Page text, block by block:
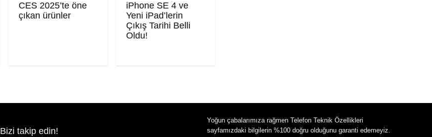
CES 2025’te öne
çıkan ürünler
iPhone SE 4 ve
Yeni iPad’lerin
Çıkış Tarihi Belli
Oldu!
Bizi takip edin!
Yoğun çabalarımıza rağmen Telefon Teknik Özellikleri
sayfamızdaki bilgilerin %100 doğru olduğunu garanti edemeyiz.